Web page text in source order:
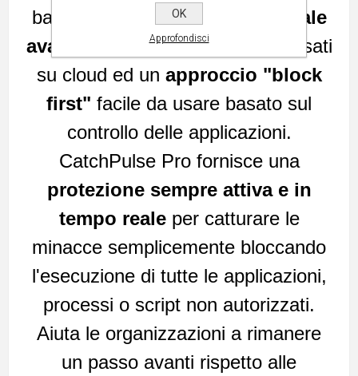
basato sull'
Intelligenza artificiale
avanzata
, più motori antivirus basati
su cloud ed un approccio "block
first" facile da usare basato sul
controllo delle applicazioni.
CatchPulse Pro fornisce una
protezione sempre attiva e in
tempo realeper catturare le
minacce semplicemente bloccando
l'esecuzione di tutte le applicazioni,
processi o script non autorizzati.
Aiuta le organizzazioni a rimanere
un passo avanti rispetto alle
OK
Approfondisci